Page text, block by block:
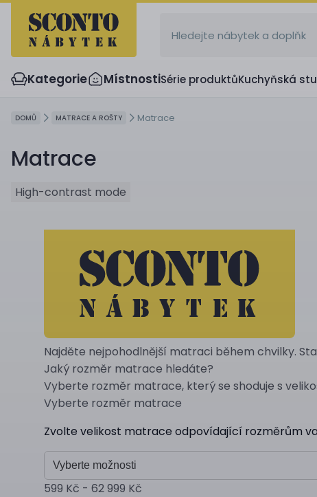
Kategorie MístnostiSérie produktůKuchyňská
DOMŮ MATRACE A ROŠTY Matrace
Matrace
High-contrast mode
Najděte nejpohodlnější matraci během chvilky.
Jaký rozměr matrace hledáte?
Vyberte rozměr matrace, který se shoduje s
Vyberte rozměr matrace
Zvolte velikost matrace odpovídající rozměrům
Vyberte možnosti
599 Kč - 62 999 Kč